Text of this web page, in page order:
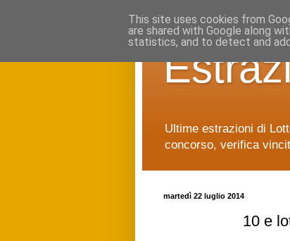
Ultime estrazioni di
concorso, verifica
martedì 22 luglio 2014
10 e
This site uses cookies from
are shared with Google along
statistics, and to detect and